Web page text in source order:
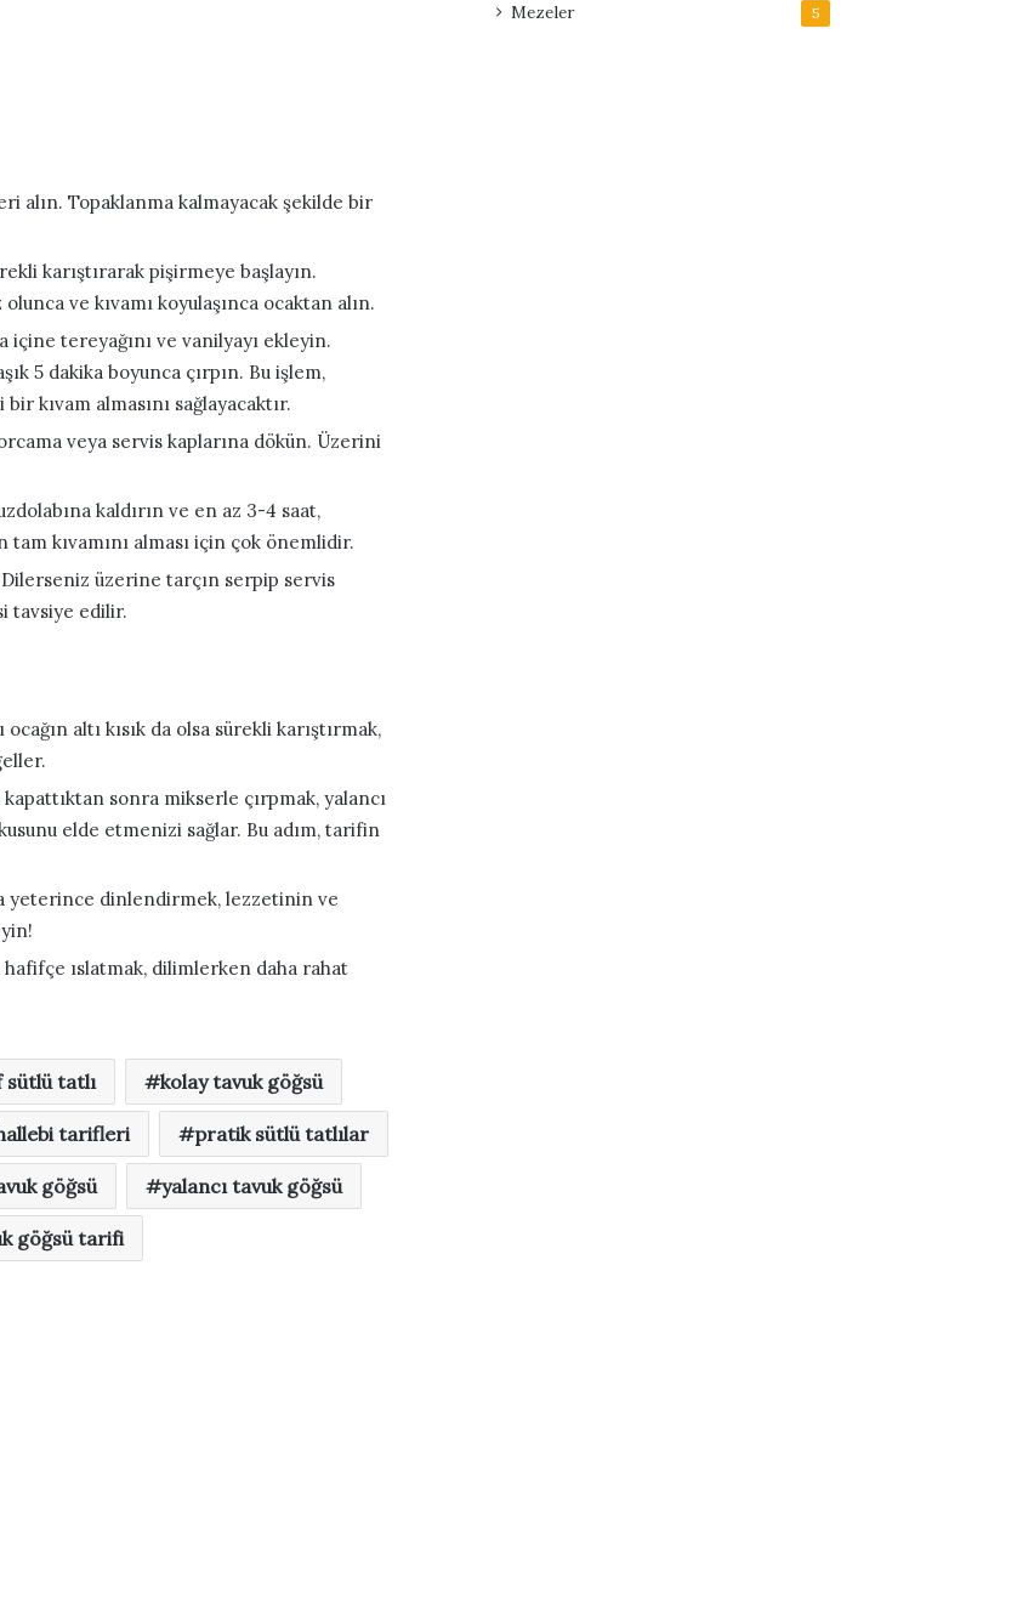
alın. Topaklanma kalmayacak şekilde bir
karıştırarak pişirmeye başlayın.
ve kıvamı koyulaşınca ocaktan alın.
tereyağını ve vanilyayı ekleyin.
5 dakika boyunca çırpın. Bu işlem,
kıvam almasını sağlayacaktır.
veya servis kaplarına dökün. Üzerini
kaldırın ve en az 3-4 saat,
kıvamını alması için çok önemlidir.
üzerine tarçın serpip servis
tavsiye edilir.
altı kısık da olsa sürekli karıştırmak,
kapattıktan sonra mikserle çırpmak, yalancı
elde etmenizi sağlar. Bu adım, tarifin
yeterince dinlendirmek, lezzetinin ve
hafifçe ıslatmak, dilimlerken daha rahat
sütlü tatlı kolay tavuk göğsü
tarifleri pratik sütlü tatlılar
göğsü yalancı tavuk göğsü
göğsü tarifi
Mezeler 5